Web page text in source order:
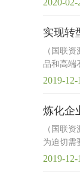
2020-02-
实现转
（国联
品和高端
2019-12-
炼化企
（国联
为迫切需
2019-12-